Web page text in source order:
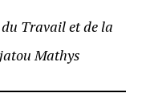
Travail et de la
Mathys